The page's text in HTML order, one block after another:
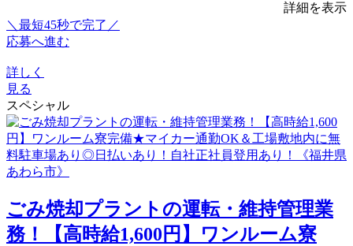
詳細を表示
＼最短45秒で完了／
応募へ進む
詳しく
見る
スペシャル
ごみ焼却プラントの運転・維持管理業
務！【高時給1,600円】ワンルーム寮